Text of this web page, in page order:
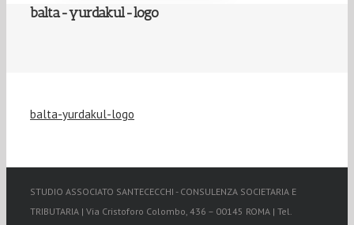
balta-yurdakul-logo
balta-yurdakul-logo
STUDIO ASSOCIATO SANTECECCHI - CONSULENZA SOCIETARIA E
TRIBUTARIA | Via Cristoforo Colombo, 436 – 00145 ROMA | Tel.